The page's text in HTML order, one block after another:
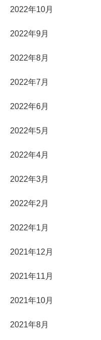
2022年10月
2022年9月
2022年8月
2022年7月
2022年6月
2022年5月
2022年4月
2022年3月
2022年2月
2022年1月
2021年12月
2021年11月
2021年10月
2021年8月